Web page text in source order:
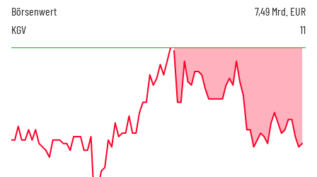
Börsenwert
7,49 Mrd. EUR
KGV
11